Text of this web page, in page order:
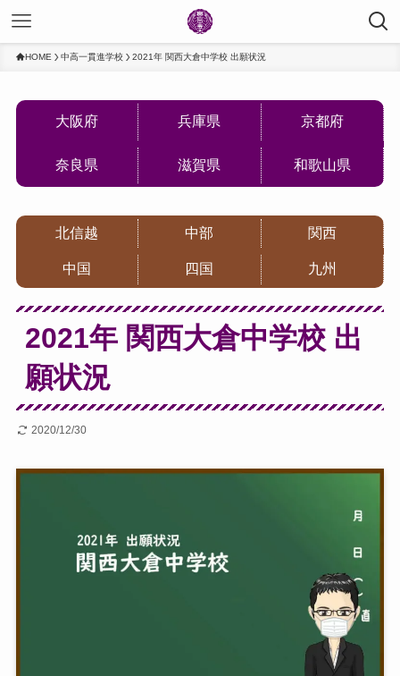
HOME 中高一貫進学校 2021年 関西大倉中学校 出願状況
大阪府 兵庫県 京都府
奈良県 滋賀県 和歌山県
北信越 中部 関西
中国 四国 九州
2021年 関西大倉中学校 出
願状況
2020/12/30